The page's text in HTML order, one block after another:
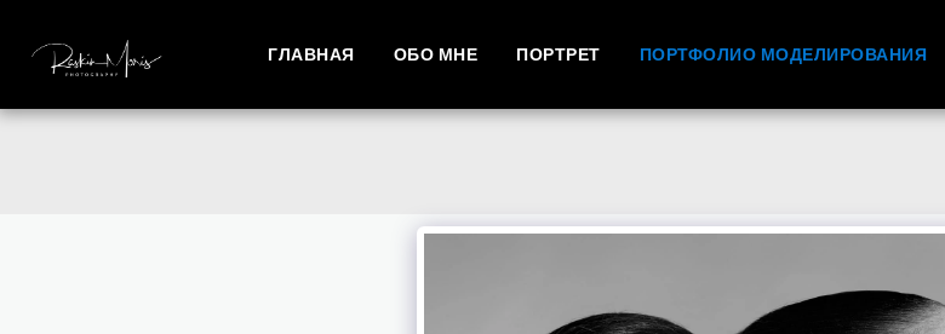
ГЛАВНАЯ ОБО МНЕ ПОРТРЕТ ПОРТФОЛИО МОДЕЛИРОВАНИЯ